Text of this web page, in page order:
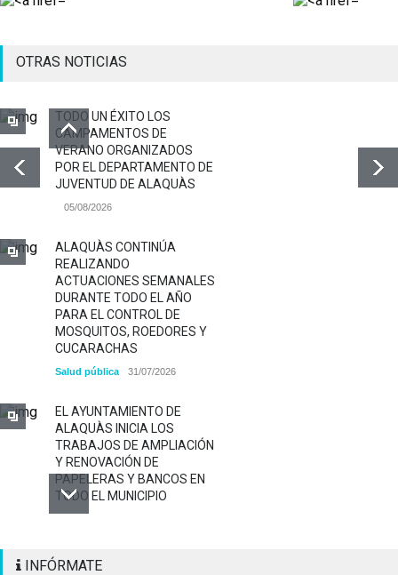
OTRAS NOTICIAS
TODO UN ÉXITO LOS
CAMPAMENTOS DE
VERANO ORGANIZADOS
POR EL DEPARTAMENTO DE
JUVENTUD DE ALAQUÀS
05/08/2026
ALAQUÀS CONTINÚA
REALIZANDO
ACTUACIONES SEMANALES
DURANTE TODO EL AÑO
PARA EL CONTROL DE
MOSQUITOS, ROEDORES Y
CUCARACHAS
Salud pública 31/07/2026
EL AYUNTAMIENTO DE
ALAQUÀS INICIA LOS
TRABAJOS DE AMPLIACIÓN
Y RENOVACIÓN DE
PAPELERAS Y BANCOS EN
TODO EL MUNICIPIO
SEÑALIZACIÓN
INFÓRMATE